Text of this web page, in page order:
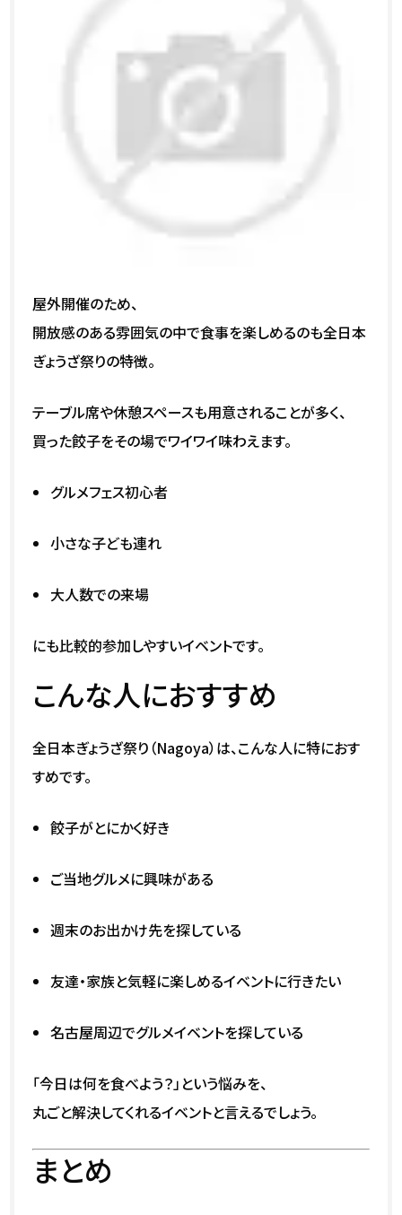
屋外開催のため、
開放感のある雰囲気の中で食事を楽しめるのも全日本
ぎょうざ祭りの特徴。
テーブル席や休憩スペースも用意されることが多く、
買った餃子をその場でワイワイ味わえます。
グルメフェス初心者
小さな子ども連れ
大人数での来場
にも比較的参加しやすいイベントです。
こんな人におすすめ
全日本ぎょうざ祭り（Nagoya）は、こんな人に特におす
すめです。
餃子がとにかく好き
ご当地グルメに興味がある
週末のお出かけ先を探している
友達・家族と気軽に楽しめるイベントに行きたい
名古屋周辺でグルメイベントを探している
「今日は何を食べよう？」という悩みを、
丸ごと解決してくれるイベントと言えるでしょう。
まとめ